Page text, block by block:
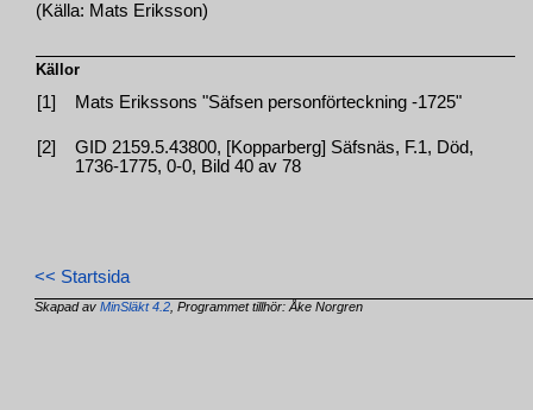
(Källa: Mats Eriksson)
Källor
[1] Mats Erikssons "Säfsen personförteckning -1725"
[2]
GID 2159.5.43800, [Kopparberg] Säfsnäs, F.1, Död,
1736-1775, 0-0, Bild 40 av 78
<< Startsida
Skapad avMinSläkt 4.2 , Programmet tillhör: Åke Norgren